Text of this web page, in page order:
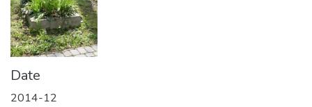
Date
2014-12